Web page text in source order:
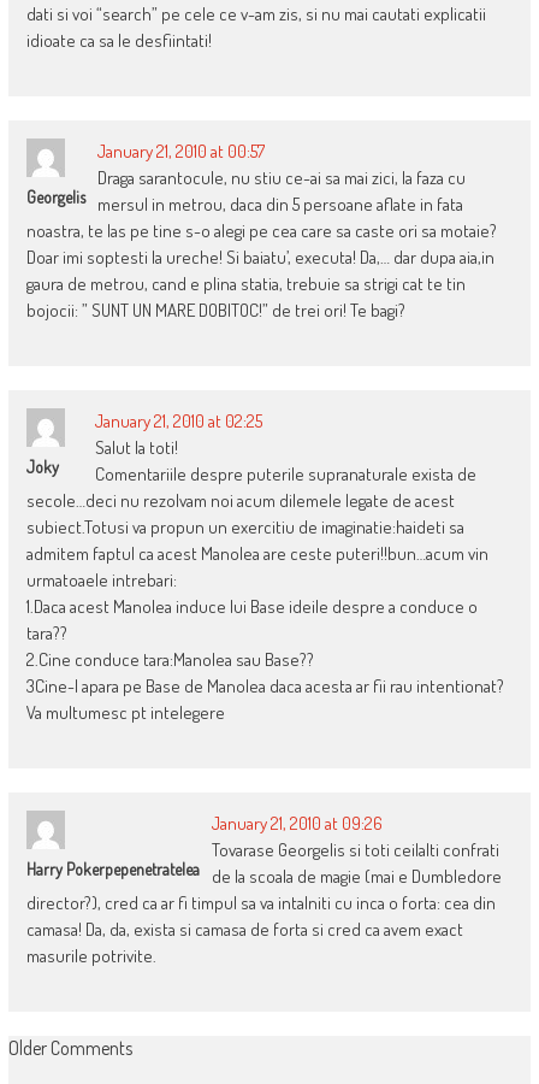
dati si voi “search” pe cele ce v-am zis, si nu mai cautati explicatii
idioate ca sa le desfiintati!
Georgelis
January 21, 2010 at 00:57
Draga sarantocule, nu stiu ce-ai sa mai zici, la faza cu
mersul in metrou, daca din 5 persoane aflate in fata
noastra, te las pe tine s-o alegi pe cea care sa caste ori sa motaie?
Doar imi soptesti la ureche! Si baiatu’, executa! Da,… dar dupa aia,in
gaura de metrou, cand e plina statia, trebuie sa strigi cat te tin
bojocii: ” SUNT UN MARE DOBITOC!” de trei ori! Te bagi?
Joky
January 21, 2010 at 02:25
Salut la toti!
Comentariile despre puterile supranaturale exista de
secole…deci nu rezolvam noi acum dilemele legate de acest
subiect.Totusi va propun un exercitiu de imaginatie:haideti sa
admitem faptul ca acest Manolea are ceste puteri!!bun…acum vin
urmatoaele intrebari:
1.Daca acest Manolea induce lui Base ideile despre a conduce o
tara??
2.Cine conduce tara:Manolea sau Base??
3Cine-l apara pe Base de Manolea daca acesta ar fii rau intentionat?
Va multumesc pt intelegere
Harry Pokerpepenetratelea
January 21, 2010 at 09:26
Tovarase Georgelis si toti ceilalti confrati
de la scoala de magie (mai e Dumbledore
director?), cred ca ar fi timpul sa va intalniti cu inca o forta: cea din
camasa! Da, da, exista si camasa de forta si cred ca avem exact
masurile potrivite.
COMMENT
Older Comments